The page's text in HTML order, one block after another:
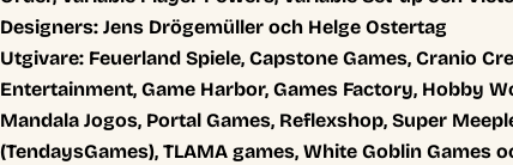
Designers: Jens Drögemüller och Helge Ostertag
Utgivare: Feuerland Spiele, Capstone Games, Cranio
Entertainment, Game Harbor, Games Factory, Hobby
Mandala Jogos, Portal Games, Reflexshop, Super
(TendaysGames), TLAMA games, White Goblin Games